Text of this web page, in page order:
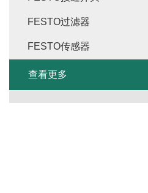
FESTO过滤器
FESTO传感器
查看更多